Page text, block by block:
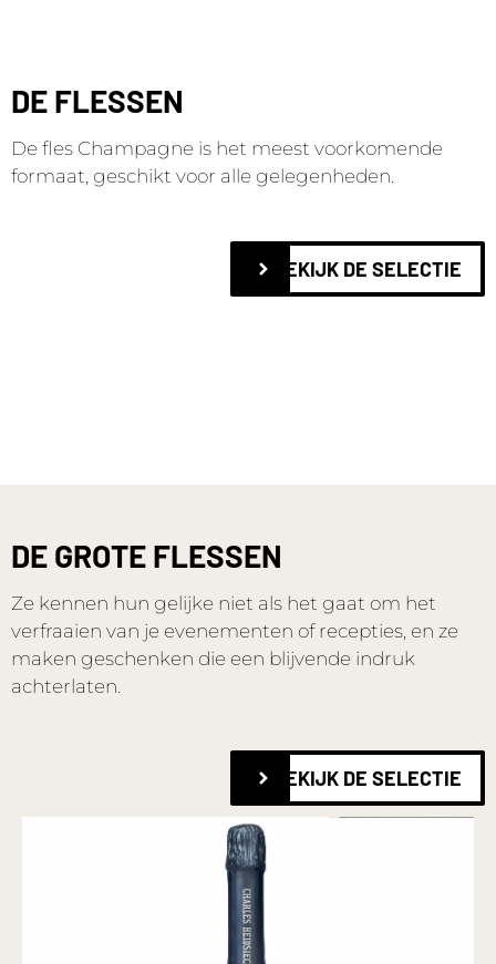
DE FLESSEN
De fles Champagne is het meest voorkomende
formaat, geschikt voor alle gelegenheden.
BEKIJK DE SELECTIE
DE GROTE FLESSEN
Ze kennen hun gelijke niet als het gaat om het
verfraaien van je evenementen of recepties, en ze
maken geschenken die een blijvende indruk
achterlaten.
BEKIJK DE SELECTIE